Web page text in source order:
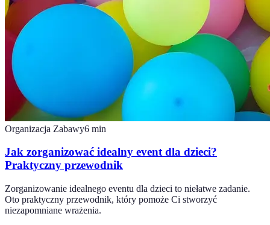
Organizacja Zabawy6 min
Jak zorganizować idealny event dla dzieci?
Praktyczny przewodnik
Zorganizowanie idealnego eventu dla dzieci to niełatwe zadanie.
Oto praktyczny przewodnik, który pomoże Ci stworzyć
niezapomniane wrażenia.